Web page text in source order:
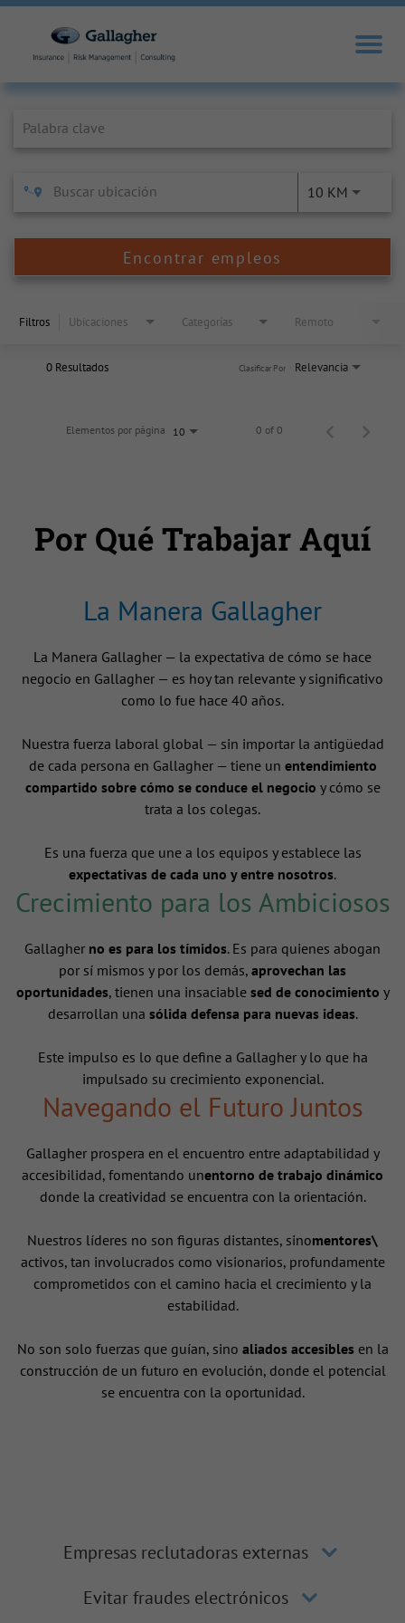
10 KM
Encontrar empleos
Filtros Ubicaciones Categorías Remoto
0 Resultados Relevancia
Clasificar Por
Elementos por página 10 0 of 0
Por Qué Trabajar Aquí
La Manera Gallagher
La Manera Gallagher — la expectativa de cómo se hace
negocio en Gallagher — es hoy tan relevante y significativo
como lo fue hace 40 años.
Nuestra fuerza laboral global — sin importar la antigüedad
de cada persona en Gallagher — tiene un entendimiento
compartido sobre cómo se conduce el negocio y cómo se
trata a los colegas.
Es una fuerza que une a los equipos y establece las
expectativas de cada uno y entre nosotros.
Crecimiento para los Ambiciosos
Gallagher no es para los tímidos. Es para quienes abogan
por sí mismos y por los demás, aprovechan las
oportunidades, tienen una insaciable sed de conocimiento y
desarrollan una sólida defensa para nuevas ideas.
Este impulso es lo que define a Gallagher y lo que ha
impulsado su crecimiento exponencial.
Navegando el Futuro Juntos
Gallagher prospera en el encuentro entre adaptabilidad y
accesibilidad, fomentando unentorno de trabajo dinámico
donde la creatividad se encuentra con la orientación.
Nuestros líderes no son figuras distantes, sinomentores\
activos, tan involucrados como visionarios, profundamente
comprometidos con el camino hacia el crecimiento y la
estabilidad.
No son solo fuerzas que guían, sino aliados accesiblesen la
construcción de un futuro en evolución, donde el potencial
se encuentra con la oportunidad.
Empresas reclutadoras externas
Evitar fraudes electrónicos